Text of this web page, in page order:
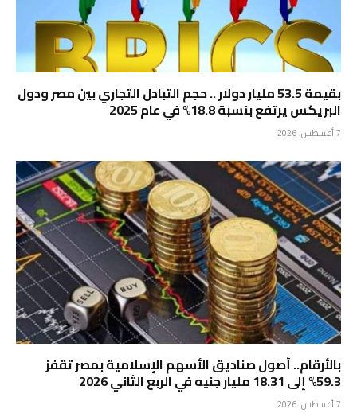
بقيمة 53.5 مليار دولار .. حجم التبادل التجاري بين مصر ودول
البريكس يرتفع بنسبة 18.8% في عام 2025
7 أغسطس، 2026
بالأرقام.. أصول صناديق الأسهم الإسلامية بمصر تقفز
59.3% إلى 18.31 مليار جنيه في الربع الثاني 2026
7 أغسطس، 2026